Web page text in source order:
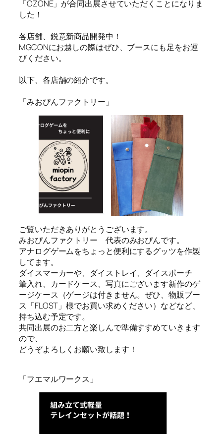
「OZONE」が合同出展させていただくことになりま
した！
各店舗、鋭意新商品開発中！
MGCONにお越しの際はぜひ、ブースにも足をお運
びください。
以下、各店舗の紹介です。
「みおぴんファクトリー」
ご覧いただきありがとうございます。
みおぴんファクトリー 代表のみおぴんです。
アナログゲームをちょっと便利にするグッツを作製
してます。
ダイスマーカーや、ダイストレイ、ダイスポーチ
筆入れ、カードケース、写真にございます新作のゲ
ージケース（ゲージは付きません。ぜひ、物販ブー
ス「FLOST」様でお買い求めください）などなど、
持ち込む予定です。
共同出展のお二方と楽しんで準備すすめていきます
ので、
どうぞよろしくお願い致します！
「フエマルワークス」